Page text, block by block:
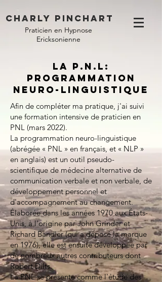
Charly Pinchart
Praticien en Hypnose
Ericksonienne
La P.N.L:
Programmation
Neuro-linguistique
Afin de compléter ma pratique, j'ai suivi
une formation intensive de praticien en
PNL (mars 2022).
La programmation neuro-linguistique
(abrégée « PNL » en français, et « NLP »
en anglais) est un outil pseudo-
scientifiquedemédecine alternative de
communication verbale et non verbale, de
développement personnelet
d'accompagnementau changement.
Élaborée dans lesannées 1970auxÉtats-
Unis, à l'origine parJohn Grinderet
Richard Bandler(qui a déposé la marque
en 1976), elle est ensuite développée par
de nombreux autres contributeurs dont
Robert Dilts.
La PNL se présente comme l'étude des